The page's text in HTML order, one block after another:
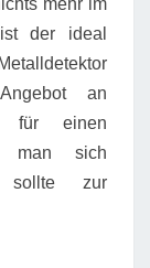
der ideal
an
für einen
man sich
sollte zur